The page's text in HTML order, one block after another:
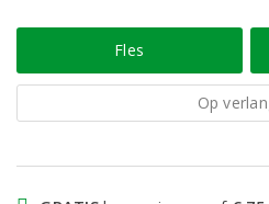
Fles
Op